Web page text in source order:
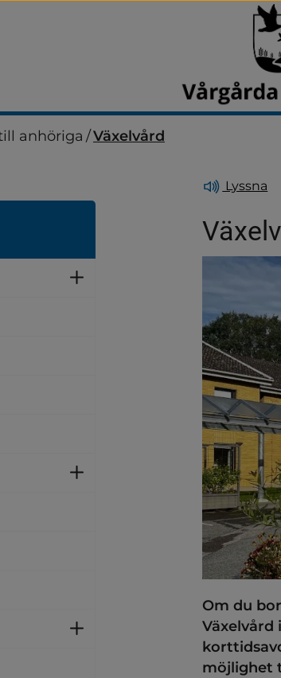
anhöriga /Växelvård
Undersidor för
Undersidor
Undersidor
Lyssna
Om du
möjlighet